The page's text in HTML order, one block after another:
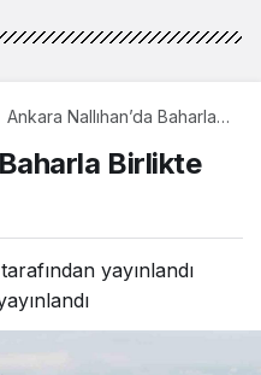
Ankara Nallıhan’da Baharla
Birlikte
tarafından yayınlandı